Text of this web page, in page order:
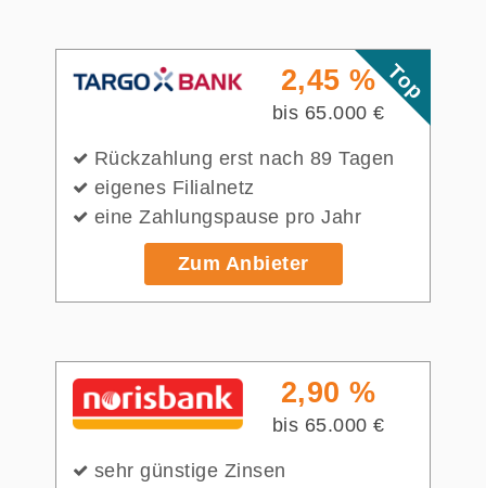
Top
2,45 %
bis 65.000 €
Rückzahlung erst nach 89 Tagen
eigenes Filialnetz
eine Zahlungspause pro Jahr
Zum Anbieter
2,90 %
bis 65.000 €
sehr günstige Zinsen